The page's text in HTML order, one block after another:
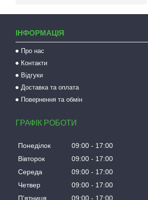
ІНФОРМАЦІЯ
Про нас
Контакти
Відгуки
Доставка та оплата
Повернення та обмін
ГРАФІК РОБОТИ
Понеділок 09:00
17:00
Вівторок
09:00
17:00
Середа
09:00
17:00
Четвер
09:00
17:00
Пʼятниця
09:00 17:00